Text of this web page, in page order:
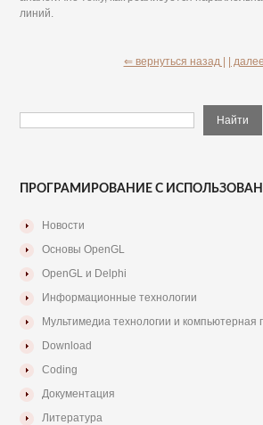
линий.
⇐ вернуться назад | |
ПРОГРАМИРОВАНИЕ С
Новости
Основы OpenGL
OpenGL и Delphi
Информационные технологии
Мультимедиа технологии и компьютерная
Download
Coding
Документация
Литература